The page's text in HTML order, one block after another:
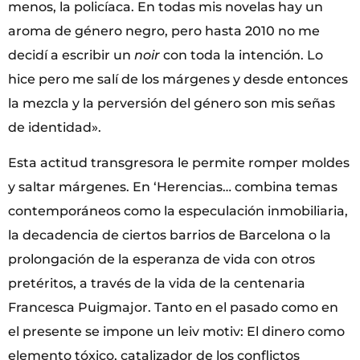
menos, la policíaca. En todas mis novelas hay un
aroma de género negro, pero hasta 2010 no me
decidí a escribir un noir con toda la intención. Lo
hice pero me salí de los márgenes y desde entonces
la mezcla y la perversión del género son mis señas
de identidad».
Esta actitud transgresora le permite romper moldes
y saltar márgenes. En ‘Herencias… combina temas
contemporáneos como la especulación inmobiliaria,
la decadencia de ciertos barrios de Barcelona o la
prolongación de la esperanza de vida con otros
pretéritos, a través de la vida de la centenaria
Francesca Puigmajor. Tanto en el pasado como en
el presente se impone un leiv motiv: El dinero como
elemento tóxico, catalizador de los conflictos